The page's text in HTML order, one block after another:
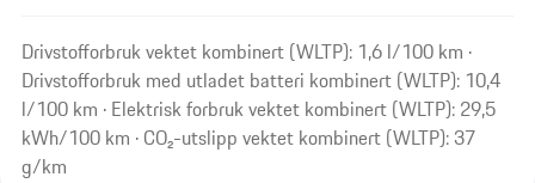
Drivstofforbruk vektet kombinert (WLTP): 1,6 l/100 km ·
Drivstofforbruk med utladet batteri kombinert (WLTP): 10,4
l/100 km · Elektrisk forbruk vektet kombinert (WLTP): 29,5
kWh/100 km · CO₂-utslipp vektet kombinert (WLTP): 37
g/km